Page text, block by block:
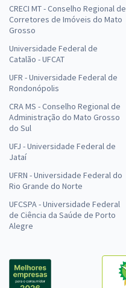
CRECI MT - Conselho Regional de
Corretores de Imóveis do Mato
Grosso
Universidade Federal de
Catalão - UFCAT
UFR - Universidade Federal de
Rondonópolis
CRA MS - Conselho Regional de
Administração do Mato Grosso
do Sul
UFJ - Universidade Federal de
Jataí
UFRN - Universidade Federal do
Rio Grande do Norte
UFCSPA - Universidade Federal
de Ciência da Saúde de Porto
Alegre